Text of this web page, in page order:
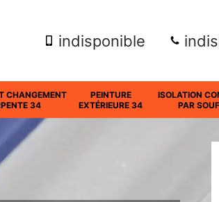
indisponible
CHANGEMENT
34
PEINTURE
EXTÉRIEURE 34
ISOLATION
PAR